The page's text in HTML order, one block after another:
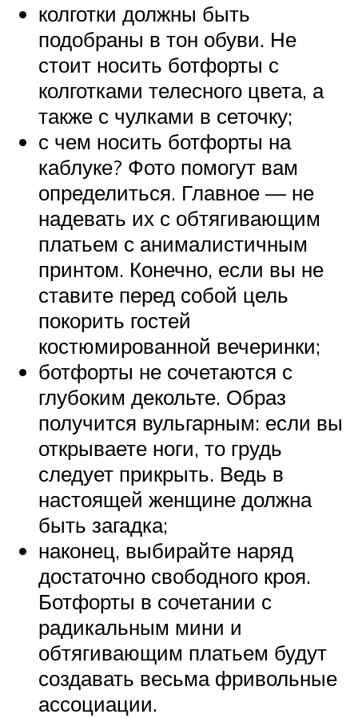
колготки должны быть
подобраны в тон обуви. Не
стоит носить ботфорты с
колготками телесного цвета, а
также с чулками в сеточку;
с чем носить ботфорты на
каблуке? Фото помогут вам
определиться. Главное — не
надевать их с обтягивающим
платьем с анималистичным
принтом. Конечно, если вы не
ставите перед собой цель
покорить гостей
костюмированной вечеринки;
ботфорты не сочетаются с
глубоким декольте. Образ
получится вульгарным: если вы
открываете ноги, то грудь
следует прикрыть. Ведь в
настоящей женщине должна
быть загадка;
наконец, выбирайте наряд
достаточно свободного кроя.
Ботфорты в сочетании с
радикальным мини и
обтягивающим платьем будут
создавать весьма фривольные
ассоциации.